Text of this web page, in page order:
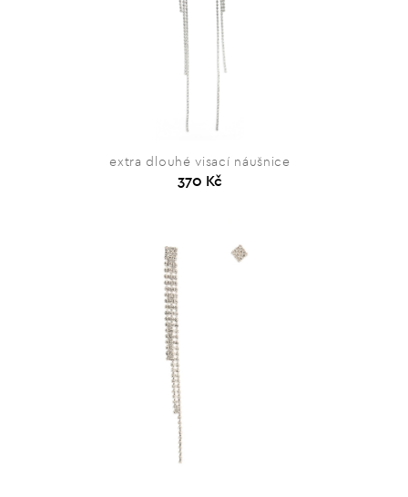
extra dlouhé visací náušnice
370 Kč